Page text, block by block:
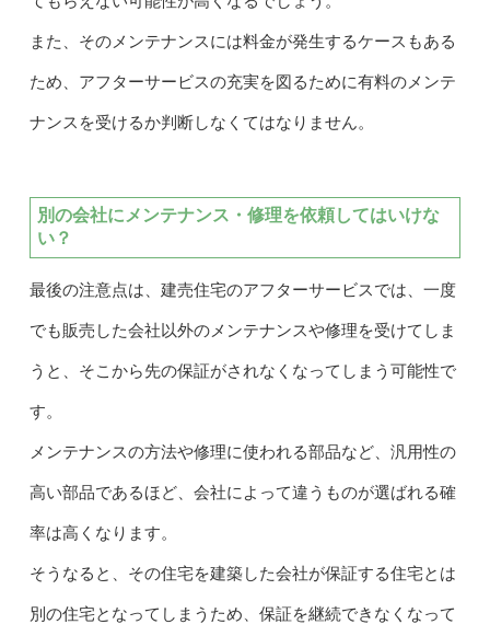
また、そのメンテナンスには料金が発生するケースもある
ため、アフターサービスの充実を図るために有料のメンテ
ナンスを受けるか判断しなくてはなりません。
別の会社にメンテナンス・修理を依頼してはいけな
い？
最後の注意点は、建売住宅のアフターサービスでは、一度
でも販売した会社以外のメンテナンスや修理を受けてしま
うと、そこから先の保証がされなくなってしまう可能性で
す。
メンテナンスの方法や修理に使われる部品など、汎用性の
高い部品であるほど、会社によって違うものが選ばれる確
率は高くなります。
そうなると、その住宅を建築した会社が保証する住宅とは
別の住宅となってしまうため、保証を継続できなくなって